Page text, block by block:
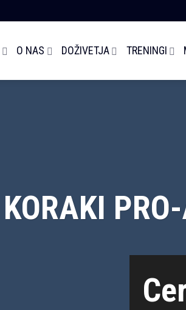
O NAS DOŽIVETJA TRENINGI
KORAKI